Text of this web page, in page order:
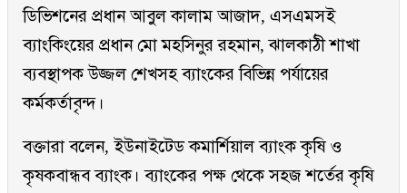
ডিভিশনের প্রধান আবুল কালাম আজাদ, এসএমসই
ব্যাংকিংয়ের প্রধান মো মহসিনুর রহমান, ঝালকাঠী শাখা
ব্যবস্থাপক উজ্জল শেখসহ ব্যাংকের বিভিন্ন পর্যায়ের
কর্মকর্তাবৃন্দ।
বক্তারা বলেন, ইউনাইটেড কমার্শিয়াল ব্যাংক কৃষি ও
কৃষকবান্ধব ব্যাংক। ব্যাংকের পক্ষ থেকে সহজ শর্তের কৃষি